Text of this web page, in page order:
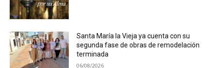
Santa María la Vieja ya cuenta con su
segunda fase de obras de remodelación
terminada
06/08/2026